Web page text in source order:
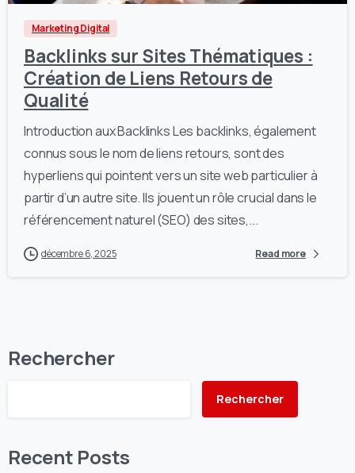
Marketing Digital
Backlinks sur Sites Thématiques :
Création de Liens Retours de
Qualité
Introduction aux Backlinks Les backlinks, également
connus sous le nom de liens retours, sont des
hyperliens qui pointent vers un site web particulier à
partir d’un autre site. Ils jouent un rôle crucial dans le
référencement naturel (SEO) des sites,...
décembre 6, 2025 Read more
Rechercher
Rechercher
Recent Posts